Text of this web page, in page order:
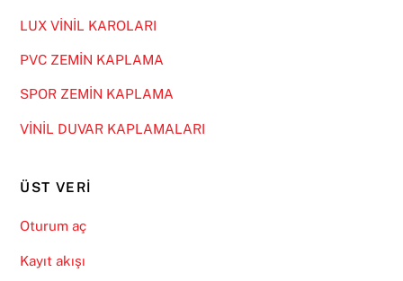
LUX VİNİL KAROLARI
PVC ZEMİN KAPLAMA
SPOR ZEMİN KAPLAMA
VİNİL DUVAR KAPLAMALARI
ÜST VERI
Oturum aç
Kayıt akışı